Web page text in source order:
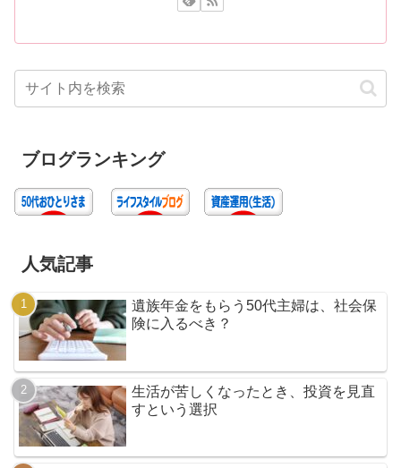
ブログランキング
人気記事
遺族年金をもらう50代主婦は、社会保
険に入るべき？
生活が苦しくなったとき、投資を見直
すという選択